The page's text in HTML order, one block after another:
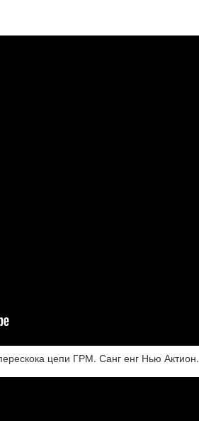
цепи ГРМ. Санг енг Нью Актион.